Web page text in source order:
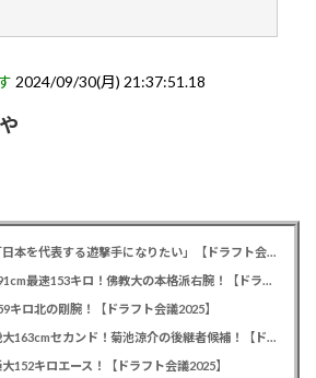
2024/09/30(月) 21:37:51.18
カープドラ6西川篤夢！「日本を代表する遊撃手になりたい」【ドラフト会議2025】
カープドラ5赤木晴哉！191cm最速153キロ！佛教大の本格派右腕！【ドラフト会議2025】
キロ北の剛腕！【ドラフト会議2025】
カープドラ3勝田成！近畿大163cmセカンド！菊池涼介の後継者候補！【ドラフト会議2025】
152キロエース！【ドラフト会議2025】